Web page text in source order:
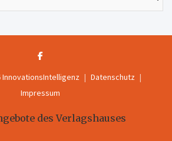
InnovationsIntelligenz
Datenschutz
Impressum
des Verlagshauses